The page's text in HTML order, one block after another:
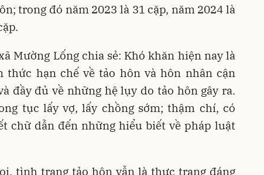
trong đó năm 2023 là 31 cặp, năm 2024 là
Mường Lống chia sẻ: Khó khăn hiện nay là
thức hạn chế về tảo hôn và hôn nhân cận
đầy đủ về những hệ lụy do tảo hôn gây ra.
tục lấy vợ, lấy chồng sớm; thậm chí, có
chữ dẫn đến những hiểu biết về pháp luật
tình trạng tảo hôn vẫn là thực trạng đáng